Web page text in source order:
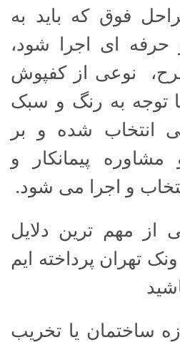
فوق که باید به
ای اجرا شود،
طرح، نوعی از کفپوش
توجه به رنگ و سبک
انتخاب شده و بر
پیمانکار و
و اجرا می شود.
از مهم ترین دلایل
تهران پرداخته ایم
ساختمان یا تخریب